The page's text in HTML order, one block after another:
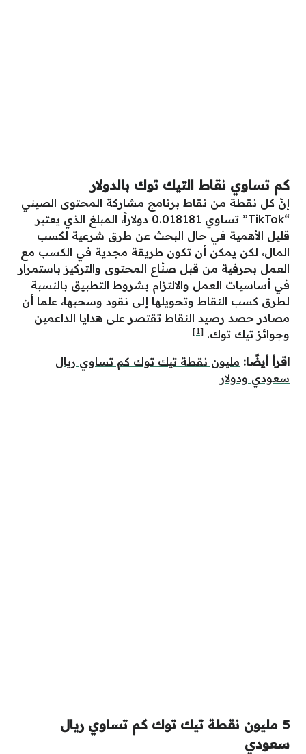
كم تساوي نقاط التيك توك بالدولار
إنّ كل نقطة من نقاط برنامج مشاركة المحتوى الصيني
“TikTok” تساوي 0.018181 دولاراً، المبلغ الذي يعتبر
قليل الأهمية في حال البحث عن طرق شرعية لكسب
المال، لكن يمكن أن تكون طريقة مجدية في الكسب مع
العمل بحرفية من قبل صنّاع المحتوى والتركيز باستمرار
في أساسيات العمل والالتزام بشروط التطبيق بالنسبة
لطرق كسب النقاط وتحويلها إلى نقود وسحبها، علما أن
مصادر حصد رصيد النقاط تقتصر على هدايا الداعمين
وجوائز تيك توك. [1]
اقرأ أيضًا: مليون نقطة تيك توك كم تساوي ريال
سعودي ودولار
5 مليون نقطة تيك توك كم تساوي ريال
سعودي